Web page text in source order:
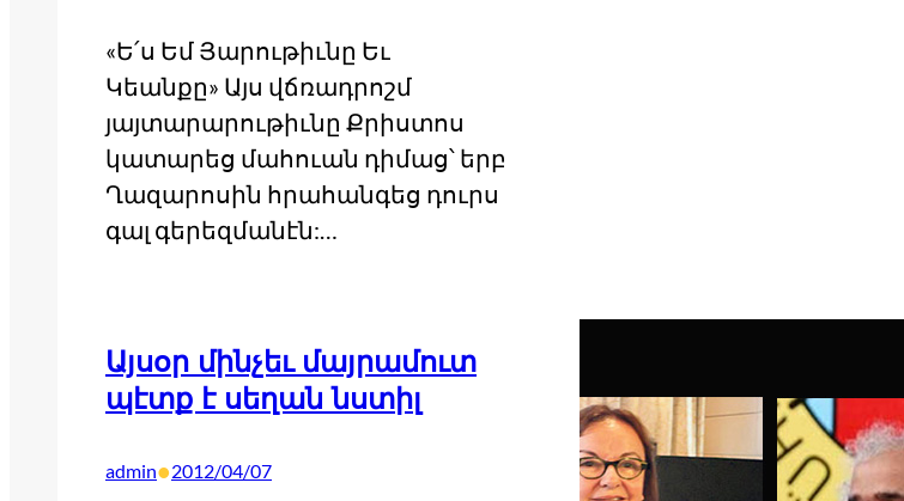
«Ե՛ս Եմ Յարութիւնը Եւ
Կեանքը» Այս վճռադրոշմ
յայտարարութիւնը Քրիստոս
կատարեց մահուան դիմաց՝ երբ
Ղազարոսին հրահանգեց դուրս
գալ գերեզմանէն:…
Այսօր մինչեւ մայրամուտ
պէտք է սեղան նստիլ
admin•2012/04/07